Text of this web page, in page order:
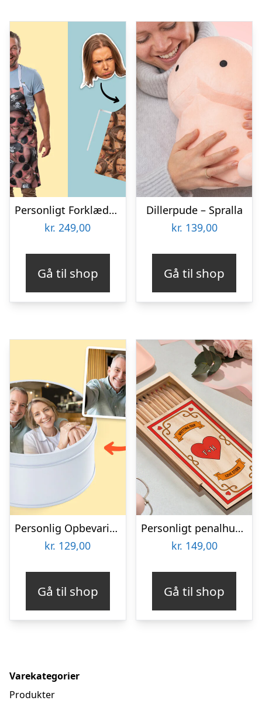
Personligt Forklæde med Billede – Multiface
kr. 249,00
Gå til shop
Dillerpude – Spralla
kr. 139,00
Gå til shop
Personlig Opbevaringsboks i Metal med Billede – Rund
kr. 129,00
Gå til shop
Personligt penalhus med Retrodesign
kr. 149,00
Gå til shop
Varekategorier
Produkter